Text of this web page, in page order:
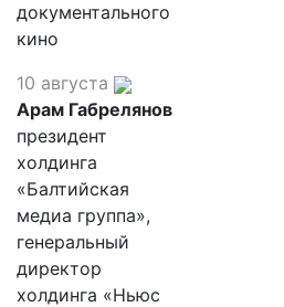
документального
кино
10 августа
Арам Габрелянов
президент
холдинга
«Балтийская
медиа группа»,
генеральный
директор
холдинга «Ньюс